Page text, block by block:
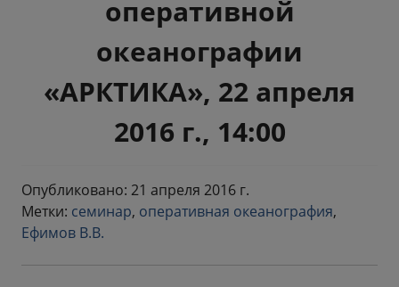
оперативной
океанографии
«АРКТИКА», 22 апреля
2016 г., 14:00
Опубликовано: 21 апреля 2016 г.
Метки: семинар, оперативная океанография,
Ефимов В.В.